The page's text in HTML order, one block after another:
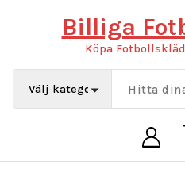
Billiga
Köpa